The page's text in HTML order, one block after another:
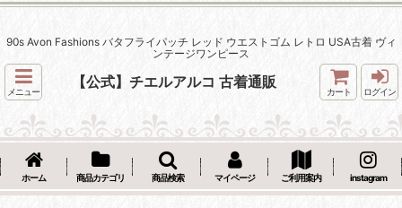
90s Avon Fashions バタフライパッチ レッド ウエストゴム レトロ USA古着 ヴィ
ンテージワンピース
メニュー
【公式】チエルアルコ 古着通販
カート ログイン
ホーム 商品カテゴリ 商品検索 マイページ ご利用案内 instagram